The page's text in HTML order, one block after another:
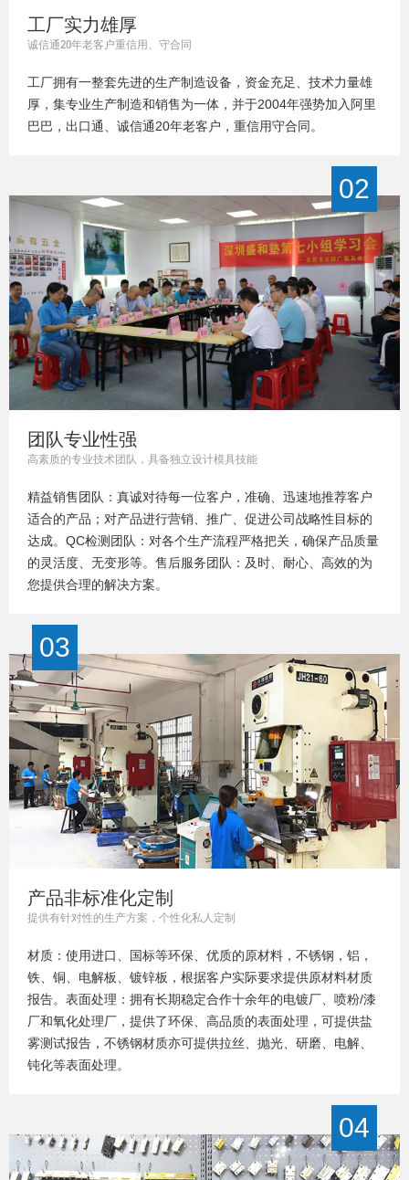
工厂实力雄厚
诚信通20年老客户重信用、守合同
工厂拥有一整套先进的生产制造设备，资金充足、技术力量雄
厚，集专业生产制造和销售为一体，并于2004年强势加入阿里
巴巴，出口通、诚信通20年老客户，重信用守合同。
02
团队专业性强
高素质的专业技术团队，具备独立设计模具技能
精益销售团队：真诚对待每一位客户，准确、迅速地推荐客户
适合的产品；对产品进行营销、推广、促进公司战略性目标的
达成。QC检测团队：对各个生产流程严格把关，确保产品质量
的灵活度、无变形等。售后服务团队：及时、耐心、高效的为
您提供合理的解决方案。
03
产品非标准化定制
提供有针对性的生产方案，个性化私人定制
材质：使用进口、国标等环保、优质的原材料，不锈钢，铝，
铁、铜、电解板、镀锌板，根据客户实际要求提供原材料材质
报告。表面处理：拥有长期稳定合作十余年的电镀厂、喷粉/漆
厂和氧化处理厂，提供了环保、高品质的表面处理，可提供盐
雾测试报告，不锈钢材质亦可提供拉丝、抛光、研磨、电解、
钝化等表面处理。
04